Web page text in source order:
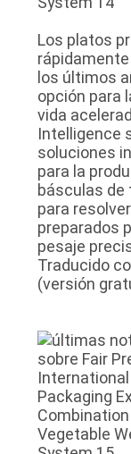
Los platos
los últimos
opción para
vida
Intelligence
soluciones
para la
básculas de
para
preparados
pesaje
Traducido
(versión